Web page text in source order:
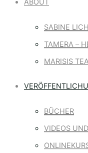
ABOUT
SABINE
TAMERA –
MARISIS
BÜCHER
VIDEOS